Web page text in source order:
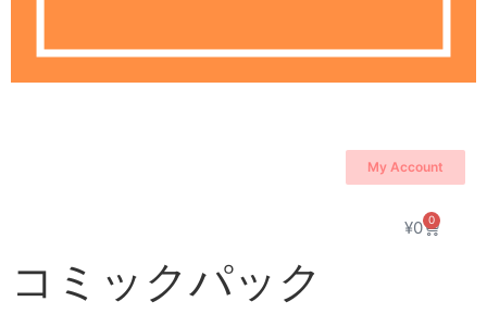
My Account
¥0 0
コミックパック